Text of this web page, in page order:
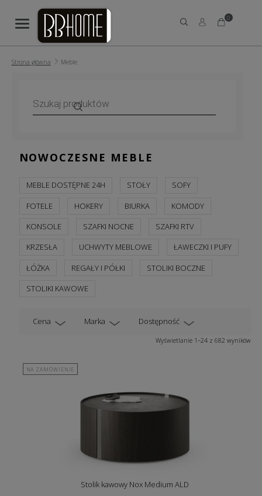
0
Strona główna Meble
produktów
NOWOCZESNE MEBLE
MEBLE DOSTĘPNE 24H STOŁY
SOFY
FOTELE
HOKERY BIURKA
KOMODY
KONSOLE
SZAFKI NOCNE
SZAFKI RTV
KRZESŁA
UCHWYTY MEBLOWE
ŁAWECZKI I PUFY
ŁÓŻKA
REGAŁY I PÓŁKI
STOLIKI BOCZNE
STOLIKI KAWOWE
Cena Marka Dostępność
Wyświetlanie 1–24 z 682 wyników
NA ZAMÓWIENIE
Stolik kawowy Nox Medium ALD